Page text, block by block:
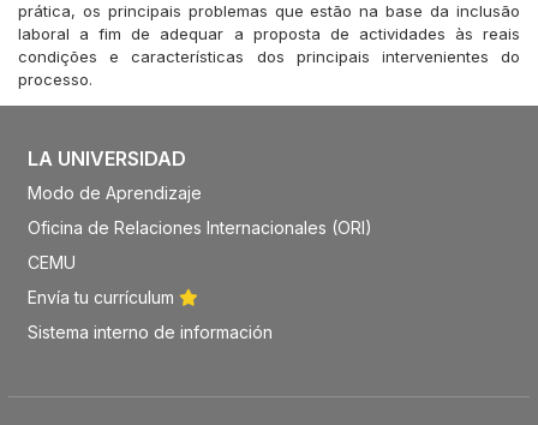
prática, os principais problemas que estão na base da inclusão
laboral a fim de adequar a proposta de actividades às reais
condições e características dos principais intervenientes do
processo.
LA UNIVERSIDAD
Modo de Aprendizaje
Oficina de Relaciones Internacionales (ORI)
CEMU
Envía tu currículum
Sistema interno de información